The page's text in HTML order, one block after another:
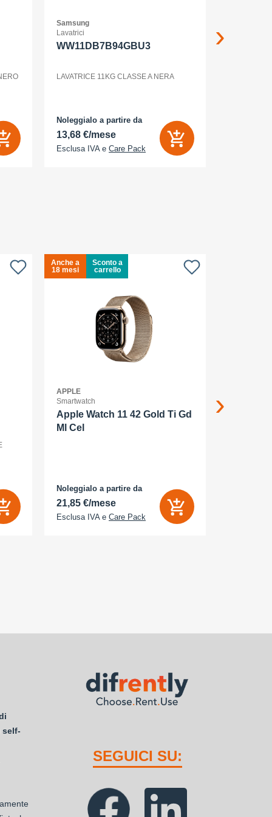
Samsung
Lavatrici
WW11DB7B94GBU3
LAVATRICE 11KG CLASSE A NERA
Noleggialo a partire da
13,68 €/mese
Esclusa IVA e Care Pack
Anche a
18 mesi
Sconto a
carrello
APPLE
Smartwatch
Apple Watch 11 42 Gold Ti Gd
Ml Cel
Noleggialo a partire da
21,85 €/mese
Esclusa IVA e Care Pack
self-
SEGUICI SU: